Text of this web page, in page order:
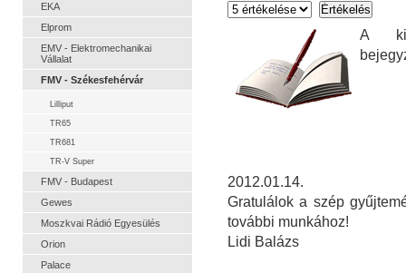
EKA
Elprom
EMV - Elektromechanikai
Vállalat
FMV - Székesfehérvár
Lilliput
TR65
TR681
TR-V Super
FMV - Budapest
Gewes
Moszkvai Rádió Egyesülés
Orion
Palace
A
2012.01.14.
Gratulálok a szép
további munkához!
Lidi Balázs